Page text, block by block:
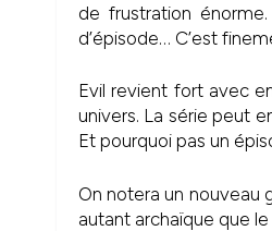
de frustration
d’épisode… C’est
Evil revient fort avec
univers. La série peut
Et pourquoi pas un
On notera un nouveau
autant archaïque que